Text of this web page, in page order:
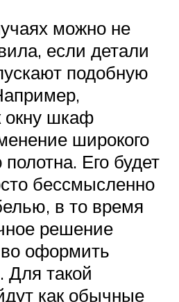
можно не
если детали
подобную
окну шкаф
широкого
полотна. Его будет
бессмысленно
в то время
решение
оформить
Для такой
как обычные